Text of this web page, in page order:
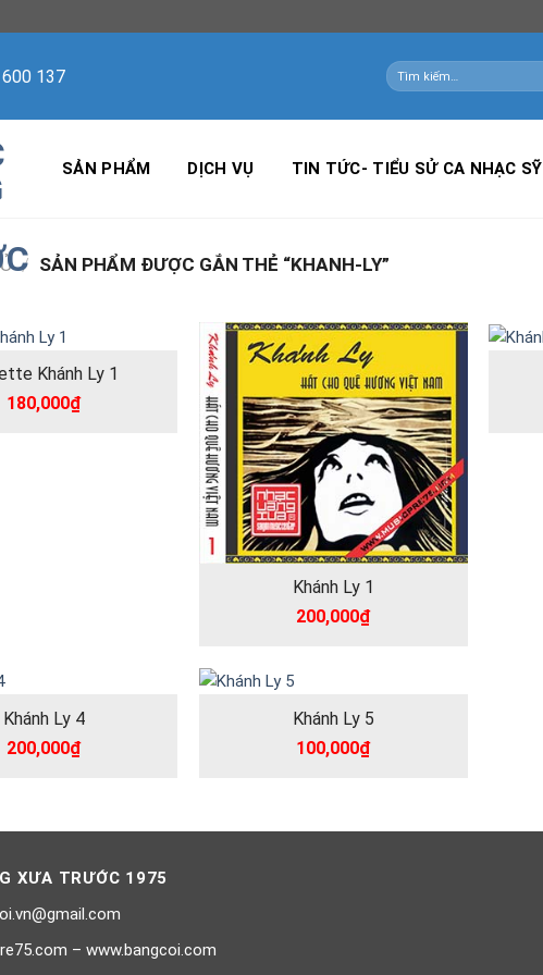
137
Tìm
kiếm:
SẢN PHẨM DỊCH VỤ TIN TỨC- TIỂU SỬ CA NHẠC SỸ
/ SẢN PHẨM ĐƯỢC GẮN THẺ “KHANH-LY”
Khánh Ly 1
180,000₫
Khánh Ly 1
200,000₫
Khánh Ly 4
200,000₫
Khánh Ly 5
100,000₫
XƯA TRƯỚC 1975
– www.bangcoi.com